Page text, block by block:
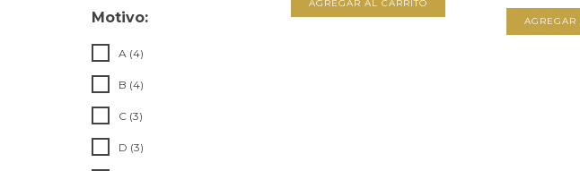
Motivo:
A (4)
B (4)
C (3)
D (3)